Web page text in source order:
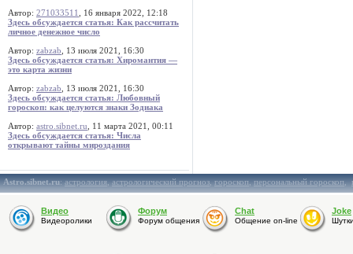
Автор: 271033511
, 16 января 2022, 12:18
Здесь обсуждается статья: Как рассчитать
личное денежное число
Автор: zabzab , 13 июля 2021, 16:30
Здесь обсуждается статья: Хиромантия —
это карта жизни
Автор: zabzab , 13 июля 2021, 16:30
Здесь обсуждается статья: Любовный
гороскоп: как целуются знаки Зодиака
Автор: astro.sibnet.ru , 11 марта 2021, 00:11
Здесь обсуждается статья: Числа
открывают тайны мироздания
Astro.sibnet.ru:астрология,астрологический прогноз,гороскоп,персональный гороскоп,
Видео
Видеоролики
Форум
Форум общения
Chat
Общение on-line
Joke